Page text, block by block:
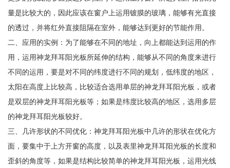
量是比较大的，因此应该在窗户上运用镀膜的玻璃，能够有光直接
的透过，并将红外直接阻隔在室外，能够达到更好的节能作用。
二、应用的实例：为了能够在不同的地址，向上都能达到运用的作
用，运用神龙拜耳阳光板所延伸的结构，能够从不同的角度来进行
不同的运用，要是对不同的纬度进行不同的规划，低纬度的地区，
太阳在高度上比较高，比较适合选用单层的神龙拜耳阳光板，或者
是双层的神龙拜耳阳光板等；如果是纬度比较高的地区，选用多层
的神龙拜耳阳光板较好。
三、几许形状的不同优化：神龙拜耳阳光板中几许的形状在优化方
面，要集中于上方开窗的高度，以及表里神龙拜耳阳光板的长度和
歪斜的角度等，如果是结构比较简单的神龙拜耳阳光板，运用光线